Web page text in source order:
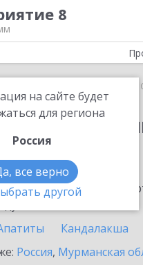
8
на сайте будет
для региона
Россия
все верно
другой
информационными
Кандалакша
Россия, Мурманская